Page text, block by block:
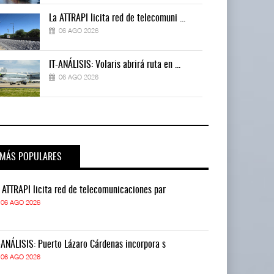
La ATTRAPI licita red de telecomuni ...
06 AGO 2026
IT-ANÁLISIS: Volaris abrirá ruta en ...
06 AGO 2026
MÁS POPULARES
ATTRAPI licita red de telecomunicaciones par
06 AGO 2026
ANÁLISIS: Puerto Lázaro Cárdenas incorpora s
06 AGO 2026